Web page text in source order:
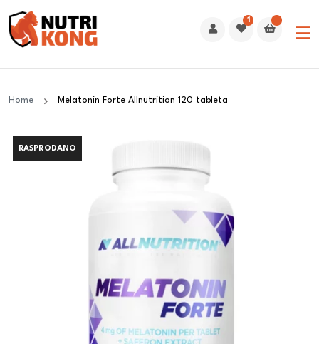
1
Home Melatonin Forte Allnutrition 120 tableta
RASPRODANO